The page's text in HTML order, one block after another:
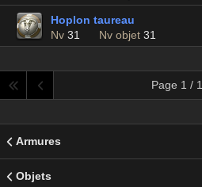
Hoplon taureau
Nv 31 Nv objet 31
Page 1 / 1
Armures
Objets